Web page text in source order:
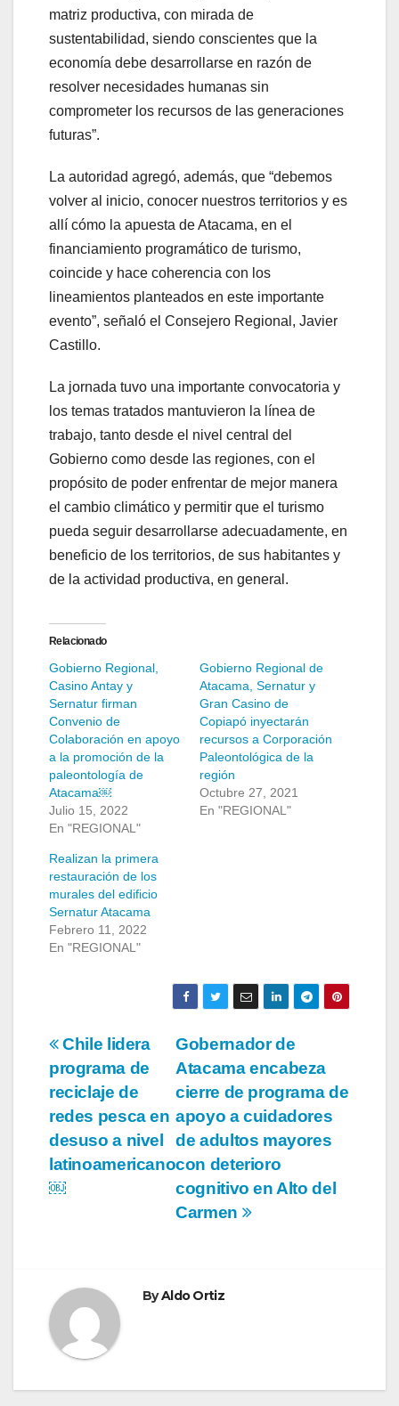
matriz productiva, con mirada de
sustentabilidad, siendo conscientes que la
economía debe desarrollarse en razón de
resolver necesidades humanas sin
comprometer los recursos de las generaciones
futuras”.
La autoridad agregó, además, que “debemos
volver al inicio, conocer nuestros territorios y es
allí cómo la apuesta de Atacama, en el
financiamiento programático de turismo,
coincide y hace coherencia con los
lineamientos planteados en este importante
evento”, señaló el Consejero Regional, Javier
Castillo.
La jornada tuvo una importante convocatoria y
los temas tratados mantuvieron la línea de
trabajo, tanto desde el nivel central del
Gobierno como desde las regiones, con el
propósito de poder enfrentar de mejor manera
el cambio climático y permitir que el turismo
pueda seguir desarrollarse adecuadamente, en
beneficio de los territorios, de sus habitantes y
de la actividad productiva, en general.
Relacionado
Gobierno Regional,
Casino Antay y
Sernatur firman
Convenio de
Colaboración en apoyo
a la promoción de la
paleontología de
Atacama￼
Julio 15, 2022
En "REGIONAL"
Gobierno Regional de
Atacama, Sernatur y
Gran Casino de
Copiapó inyectarán
recursos a Corporación
Paleontológica de la
región
Octubre 27, 2021
En "REGIONAL"
Realizan la primera
restauración de los
murales del edificio
Sernatur Atacama
Febrero 11, 2022
En "REGIONAL"
Navegación
de
entradas
Gobernador de
Atacama encabeza
cierre de programa de
apoyo a cuidadores
de adultos mayores
con deterioro
cognitivo en Alto del
Carmen
Chile lidera
programa de
reciclaje de
redes pesca en
desuso a nivel
latinoamericano
￼
ByAldo Ortiz